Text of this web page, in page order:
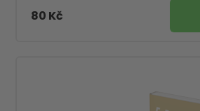
80 Kč